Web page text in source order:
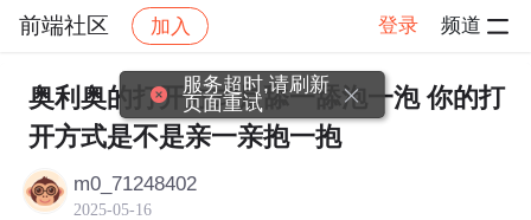
前端社区 加入 登录 频道
社区 前端社区 感慨 帖子详情
奥利奥的打开方式是舔一舔泡一泡 你的打
开方式是不是亲一亲抱一抱
m0_71248402
2025-05-16
服务超时,请刷新
页面重试